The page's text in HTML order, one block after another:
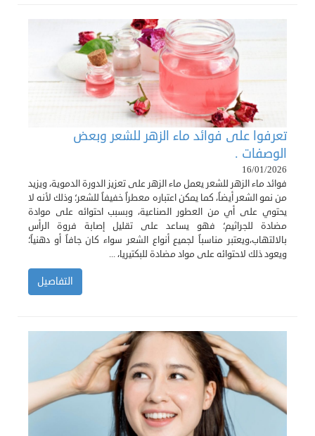
تعرفوا على فوائد ماء الزهر للشعر وبعض
الوصفات .
16/01/2026
فوائد ماء الزهر للشعر يعمل ماء الزهر على تعزيز الدورة الدموية، ويزيد
من نمو الشعر أيضاً، كما يمكن اعتباره معطراً خفيفاً للشعر؛ وذلك لأنه لا
يحتوي على أي من العطور الصناعية، وبسبب احتوائه على موادة
مضادة للجراثيم؛ فهو يساعد على تقليل إصابة فروة الرأس
بالالتهاب،ويعتبر مناسباً لجميع أنواع الشعر سواء كان جافاً أو دهنياً؛
ويعود ذلك لاحتوائه على مواد مضادة للبكتيريا، ...
التفاصيل